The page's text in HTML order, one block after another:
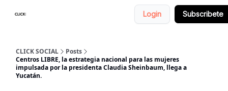
Login Subscribete
CLICK SOCIAL
Posts
Centros LIBRE, la estrategia nacional para las mujeres
impulsada por la presidenta Claudia Sheinbaum, llega a
Yucatán.